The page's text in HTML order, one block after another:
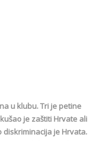
u klubu. Tri je petine
je zaštiti Hrvate ali
je Hrvata.